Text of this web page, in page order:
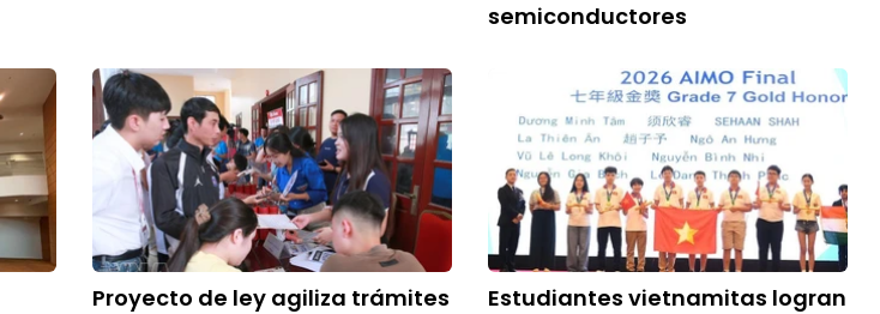
semiconductores
Proyecto de ley agiliza trámites
Estudiantes vietnamitas logran